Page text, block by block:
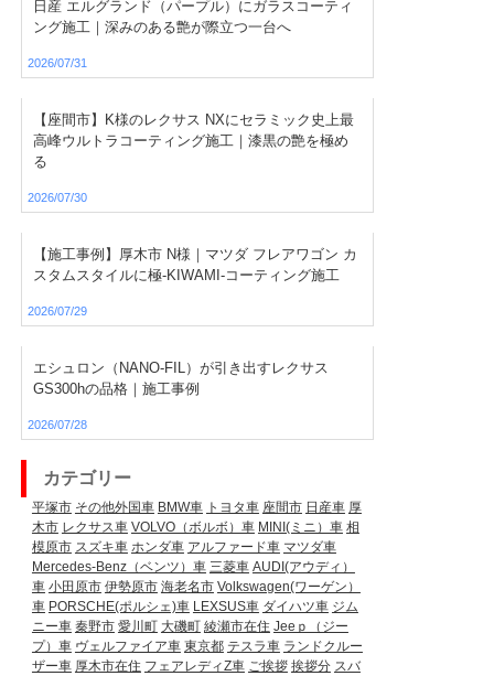
日産 エルグランド（パープル）にガラスコーティ
ング施工｜深みのある艶が際立つ一台へ
2026/07/31
【座間市】K様のレクサス NXにセラミック史上最
高峰ウルトラコーティング施工｜漆黒の艶を極め
る
2026/07/30
【施工事例】厚木市 N様｜マツダ フレアワゴン カ
スタムスタイルに極-KIWAMI-コーティング施工
2026/07/29
エシュロン（NANO-FIL）が引き出すレクサス
GS300hの品格｜施工事例
2026/07/28
カテゴリー
平塚市 その他外国車 BMW車 トヨタ車 座間市 日産車 厚
木市 レクサス車 VOLVO（ボルボ）車 MINI(ミニ）車 相
模原市 スズキ車 ホンダ車 アルファード車 マツダ車
Mercedes-Benz（ベンツ）車 三菱車 AUDI(アウディ）
車 小田原市 伊勢原市 海老名市 Volkswagen(ワーゲン）
車 PORSCHE(ポルシェ)車 LEXSUS車 ダイハツ車 ジム
ニー車 秦野市 愛川町 大磯町 綾瀬市在住 Jeeｐ（ジー
プ）車 ヴェルファイア車 東京都 テスラ車 ランドクルー
ザー車 厚木市在住 フェアレディZ車 ご挨拶 挨拶分 スバ